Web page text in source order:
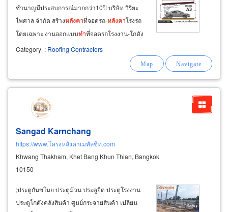
ชำนาญมีประสบการณ์มากกว่า10ปี บริษัท วิริยะ
ไพศาล จำกัด สร้างหลังคาที่จอดรถ-หลังคาโรงรถ
โดยเฉพาะ งานออกแบบทำที่จอดรถโรงงาน-โกดัง
ทำที่จอดรถหน่วยงานราชการทำที่จอดรถบริษัท
ลานจอดรถห้างค้าปลีกโมเดิร์นเทรด
โรงรถสำหรับ
บ้านอาศัย
Category : Roofing Contractors
Sangad Karnchang
https://www.โครงหลังคาเมทัลชีท.com
Khwang Thakham, Khet Bang Khun Thian, Bangkok
10150
;ประตูกันขโมย ประตูม้วน ประตูยืด ประตูโรงงาน
ประตูโกดังคลังสินค้า ศูนย์กระจายสินค้า เปลี่ยน